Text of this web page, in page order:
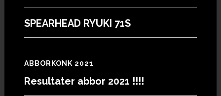
SPEARHEAD RYUKI 71S
ABBORKONK 2021
Resultater abbor 2021 !!!!